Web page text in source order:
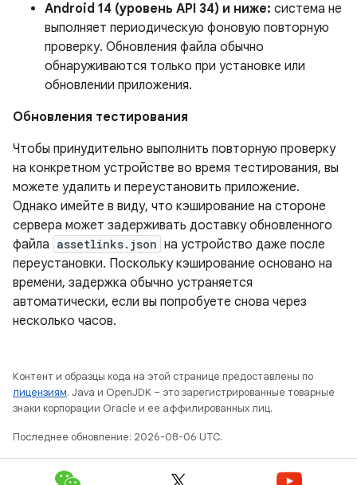
Android 14 (уровень API 34) и ниже: система не
выполняет периодическую фоновую повторную
проверку. Обновления файла обычно
обнаруживаются только при установке или
обновлении приложения.
Обновления тестирования
Чтобы принудительно выполнить повторную проверку
на конкретном устройстве во время тестирования, вы
можете удалить и переустановить приложение.
Однако имейте в виду, что кэширование на стороне
сервера может задерживать доставку обновленного
файла assetlinks.json на устройство даже после
переустановки. Поскольку кэширование основано на
времени, задержка обычно устраняется
автоматически, если вы попробуете снова через
несколько часов.
Контент и образцы кода на этой странице предоставлены по
лицензиям. Java и OpenJDK – это зарегистрированные товарные
знаки корпорации Oracle и ее аффилированных лиц.
Последнее обновление: 2026-08-06 UTC.